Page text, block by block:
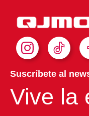
I
n
t
a
g
T
i
k
T
o
k
Suscríbete al
Vive la